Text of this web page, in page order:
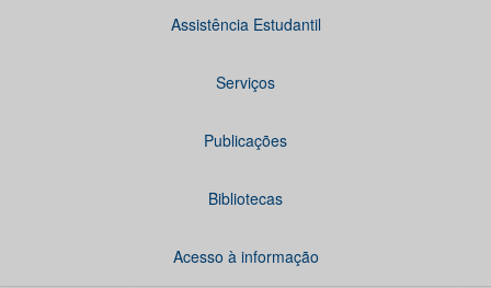
Assistência Estudantil
Serviços
Publicações
Bibliotecas
Acesso à informação